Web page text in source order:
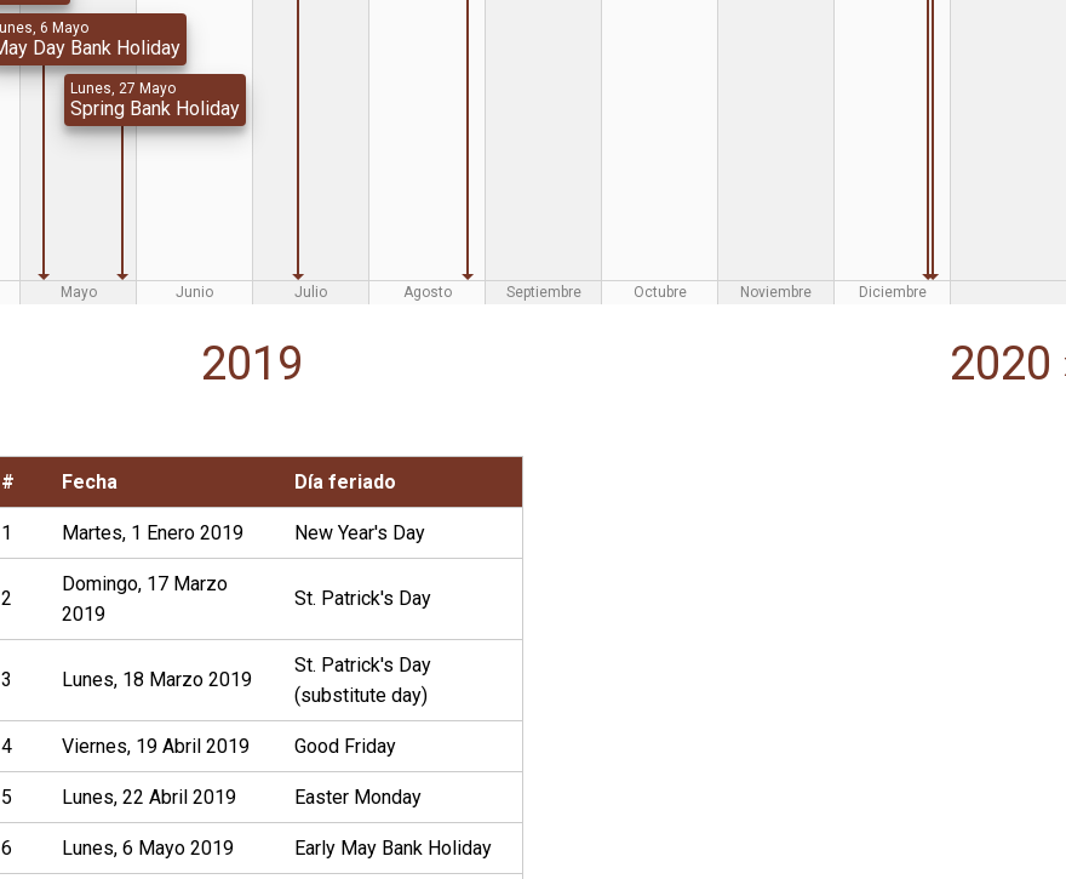
6 Mayo
Day Bank Holiday
Lunes, 27 Mayo
Spring Bank Holiday
Mayo Junio Julio Agosto Septiembre Octubre Noviembre Diciembre
2019 2020
# Fecha Día feriado
1 Martes, 1 Enero 2019 New Year's Day
2
Domingo, 17 Marzo
2019
St. Patrick's Day
3 Lunes, 18 Marzo 2019
St. Patrick's Day
(substitute day)
4 Viernes, 19 Abril 2019 Good Friday
5 Lunes, 22 Abril 2019 Easter Monday
6 Lunes, 6 Mayo 2019 Early May Bank Holiday